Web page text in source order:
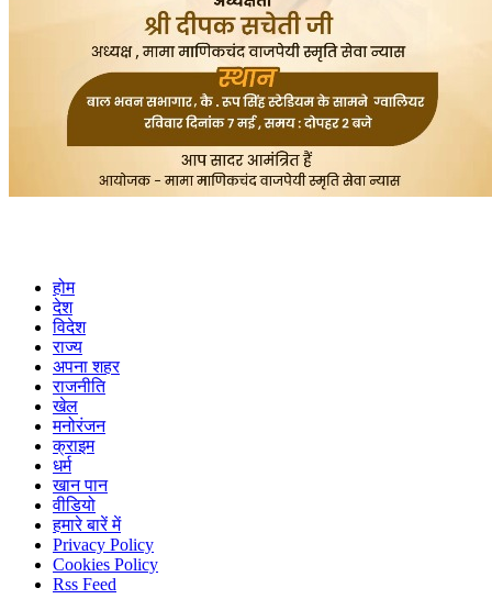
होम
देश
विदेश
राज्य
अपना शहर
राजनीति
खेल
मनोरंजन
क्राइम
धर्म
खान पान
वीडियो
हमारे बारें में
Privacy Policy
Cookies Policy
Rss Feed